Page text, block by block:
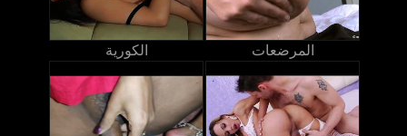
الكورية المرضعات